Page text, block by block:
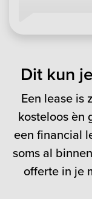
Dit kun
Een lease is
kosteloos èn
een financial
soms al
offerte in je